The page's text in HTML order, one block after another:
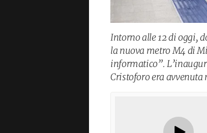
Intorno alle 12 di oggi,
la nuova metro M4 di
informatico”.
Cristoforo era avvenuta